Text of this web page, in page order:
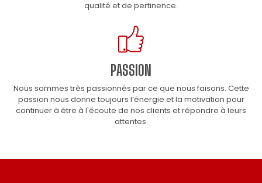
qualité et de pertinence.
PASSION
Nous sommes très passionnés par ce que nous faisons. Cette
passion nous donne toujours l’énergie et la motivation pour
continuer à être à l'écoute de nos clients et répondre à leurs
attentes.